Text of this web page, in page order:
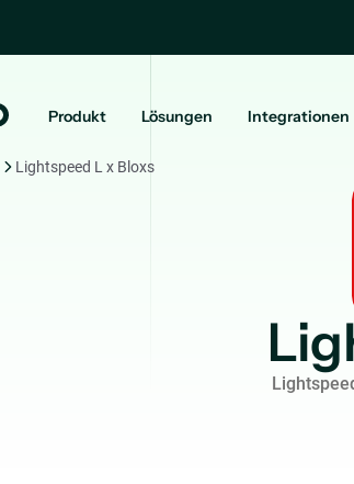
Produkt Lösungen Integrationen
Lightspeed L x Bloxs